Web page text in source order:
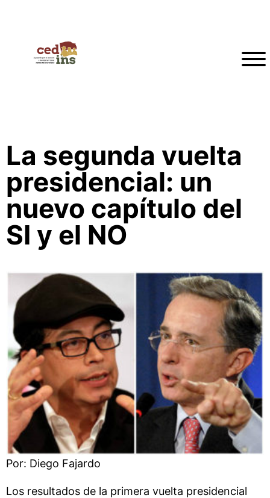
La segunda vuelta
presidencial: un
nuevo capítulo del
SI y el NO
Por: Diego Fajardo
Los resultados de la primera vuelta presidencial